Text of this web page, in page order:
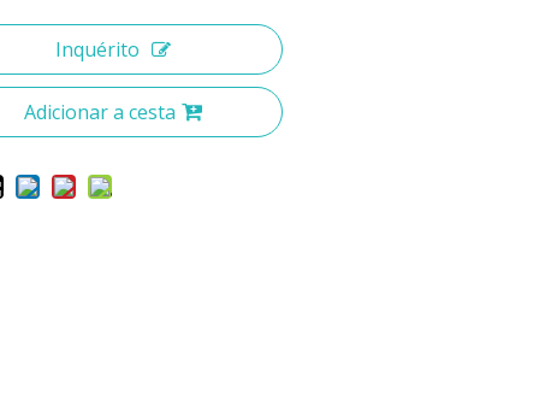
Inquérito
Adicionar a cesta